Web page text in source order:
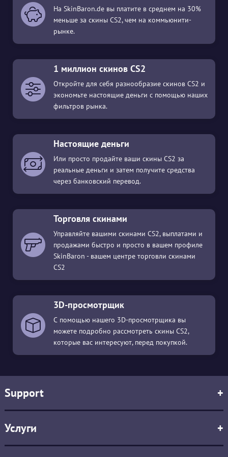
На SkinBaron.de вы платите в среднем на 30%
меньше за скины CS2, чем на коммьюнити-
рынке.
1 миллион скинов CS2
Откройте для себя разнообразие скинов CS2 и
экономьте настоящие деньги с помощью наших
фильтров рынка.
Настоящие деньги
Или просто продайте ваши скины CS2 за
реальные деньги и затем получите средства
через банковский перевод.
Торговля скинами
Управляйте вашими скинами CS2, выплатами и
продажами быстро и просто в вашем профиле
SkinBaron - вашем центре торговли скинами
CS2
3D-просмотрщик
С помощью нашего 3D-просмотрщика вы
можете подробно рассмотреть скины CS2,
которые вас интересуют, перед покупкой.
Support +
Услуги +